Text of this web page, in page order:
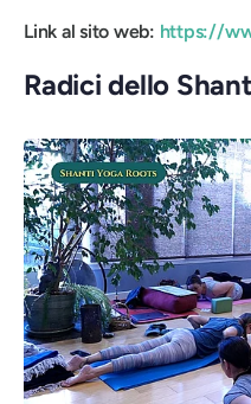
Link al sito web: https://
Radici dello